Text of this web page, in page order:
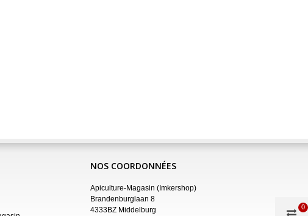
NOS COORDONNÉES
Apiculture-Magasin (Imkershop)
Brandenburglaan 8
4333BZ Middelburg
0